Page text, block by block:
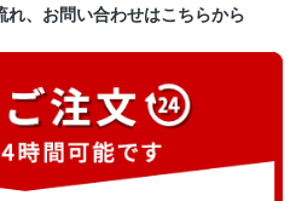
れ、お問い合わせはこちらから